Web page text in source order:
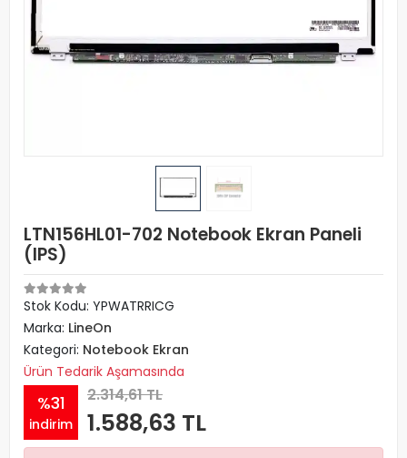
LTN156HL01-702 Notebook Ekran Paneli
(IPS)
Stok Kodu: YPWATRRICG
Marka: LineOn
Kategori: Notebook Ekran
Ürün Tedarik Aşamasında
%31
indirim
2.314,61 TL
1.588,63 TL